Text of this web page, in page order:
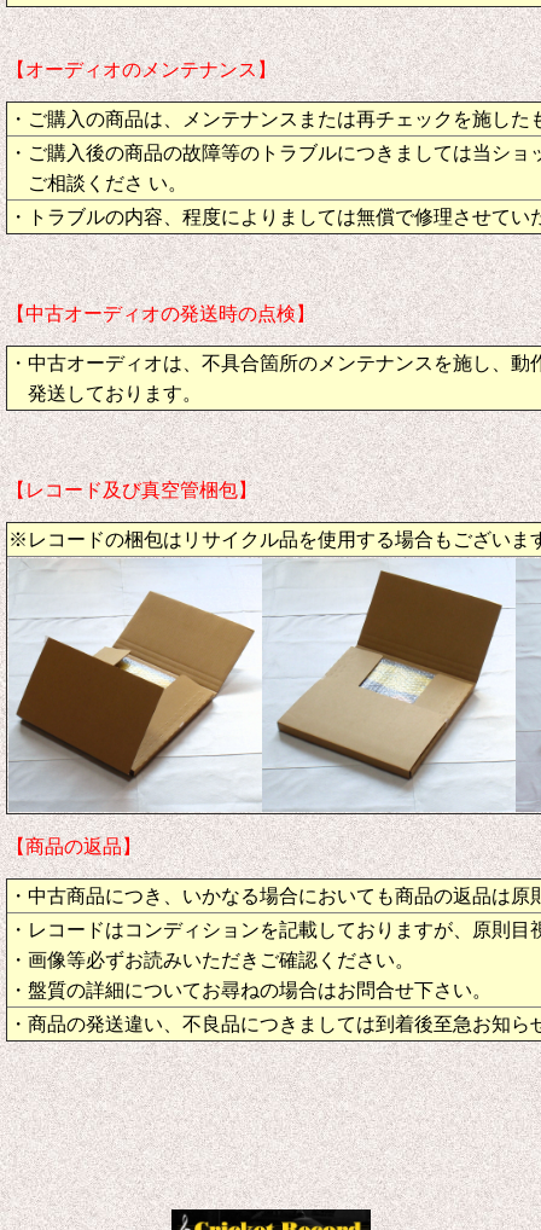
【オーディオのメンテナンス】
・ご購入の商品は、メンテナンスまたは再チェックを施し
・ご購入後の商品の故障等のトラブルにつきましては当ショ
ご相談くださ い。
・トラブルの内容、程度によりましては無償で修理させてい
【中古オーディオの発送時の点検】
・中古オーディオは、不具合箇所のメンテナンスを施し、動
発送しております。
【レコード及び真空管梱包】
※レコードの梱包はリサイクル品を使用する場合もございま
【商品の返品】
・中古商品につき、いかなる場合においても商品の返品は原
・レコードはコンディションを記載しておりますが、原則目
・画像等必ずお読みいただきご確認ください。
・盤質の詳細についてお尋ねの場合はお問合せ下さい。
・商品の発送違い、不良品につきましては到着後至急お知ら